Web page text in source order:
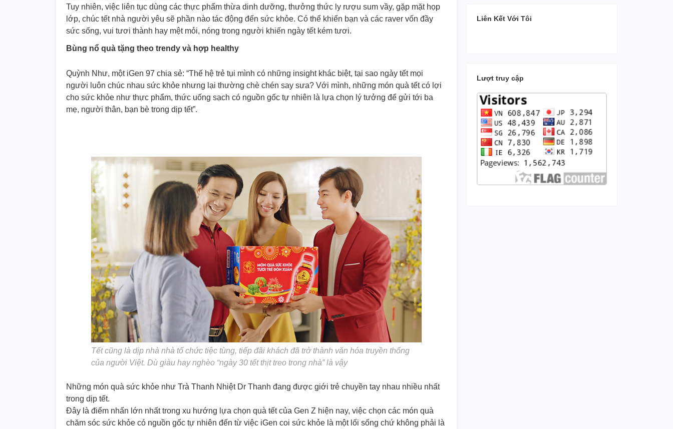
Tuy nhiên, việc liên tục dùng các thực phẩm thừa dinh dưỡng, thưởng thức ly rượu sum vầy, gặp mặt họp
lớp, chúc tết nhà người yêu sẽ phần nào tác động đến sức khỏe. Có thể khiến bạn và các raver vốn đầy
sức sống, vui tươi thành hay mệt mỏi, nóng trong người khiến ngày tết kém tươi.
Bùng nổ quà tặng theo trendy và hợp healthy
Quỳnh Như, một iGen 97 chia sẻ: “Thế hệ trẻ tụi mình có những insight khác biệt, tại sao ngày tết mọi
người luôn chúc nhau sức khỏe nhưng lại thường chè chén say sưa? Với mình, những món quà tết có lợi
cho sức khỏe như thực phẩm, thức uống sạch có nguồn gốc tự nhiên là lựa chọn lý tưởng để gửi tới ba
mẹ, người thân, bạn bè trong dịp tết”.
Tết cũng là dịp nhà nhà tổ chức tiệc tùng, tiếp đãi khách đã trở thành văn hóa truyền thống
của người Việt. Dù giàu hay nghèo “ngày 30 tết thịt treo trong nhà” là vậy
Những món quà sức khỏe như Trà Thanh Nhiệt Dr Thanh đang được giới trẻ chuyền tay nhau nhiều nhất
trong dịp tết.
Đây là điểm nhấn lớn nhất trong xu hướng lựa chọn quà tết của Gen Z hiện nay, việc chọn các món quà
chăm sóc sức khỏe có nguồn gốc tự nhiên đến từ việc iGen coi sức khỏe là một lối sống chứ không phải là
Liên Kết Với Tôi
Lượt truy cập